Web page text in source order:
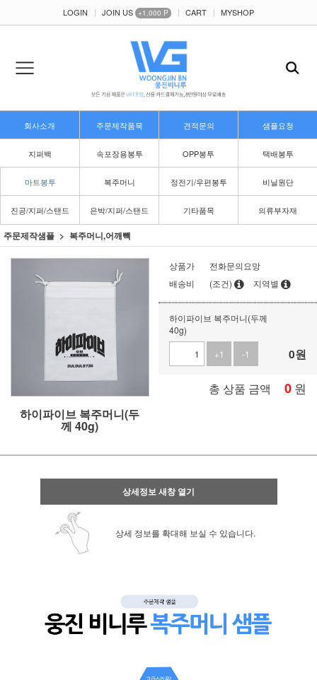
LOGIN JOIN US +1,000 P CART MYSHOP
회사소개 주문제작품목 견적문의 샘플요청
지퍼백 속포장용봉투 OPP봉투 택배봉투
마트봉투 복주머니 정전기/우편봉투 비닐원단
진공/지퍼/스탠드 은박/지퍼/스탠드 기타품목 의류부자재
주문제작샘플 복주머니,어깨빽
하이파이브 복주머니(두
께 40g)
상품가
전화문의요망
배송비
(조건) 지역별
하이파이브 복주머니(두께
40g)
+1
-1 0원
총 상품 금액 0 원
상세정보 새창 열기
상세 정보를 확대해 보실 수 있습니다.